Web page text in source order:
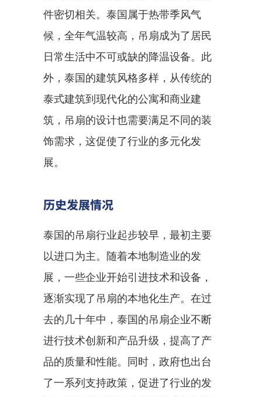
件密切相关。泰国属于热带季风气
候，全年气温较高，吊扇成为了居民
日常生活中不可或缺的降温设备。此
外，泰国的建筑风格多样，从传统的
泰式建筑到现代化的公寓和商业建
筑，吊扇的设计也需要满足不同的装
饰需求，这促使了行业的多元化发
展。
历史发展情况
泰国的吊扇行业起步较早，最初主要
以进口为主。随着本地制造业的发
展，一些企业开始引进技术和设备，
逐渐实现了吊扇的本地化生产。在过
去的几十年中，泰国的吊扇企业不断
进行技术创新和产品升级，提高了产
品的质量和性能。同时，政府也出台
了一系列支持政策，促进了行业的发